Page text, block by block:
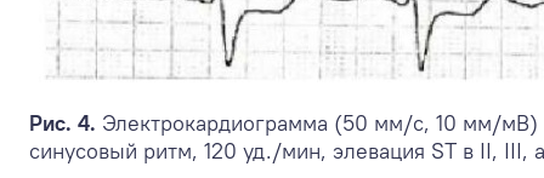
Рис. 4. Электрокардиограмма (50 мм/с, 10 мм/мВ)
синусовый ритм, 120 уд./мин, элевация ST в II,